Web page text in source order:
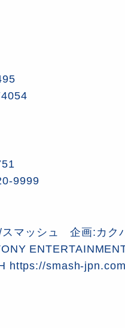
9999
スマッシュ 企画:カク
https://smash-